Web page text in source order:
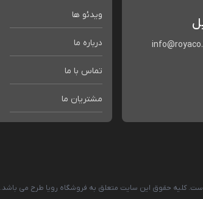
ویدئو ها
درباره ما
تماس با ما
مشتریان ما
است. کلیه حقوق این سایت متعلق به فروشگاه رویا طرح می باشد.